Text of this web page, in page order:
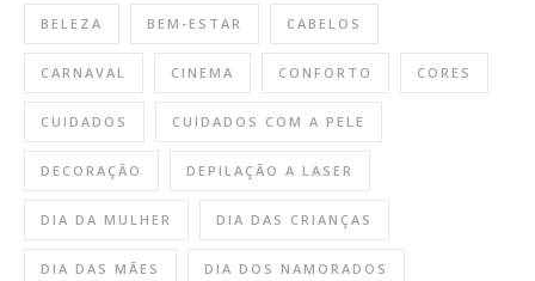
BELEZA BEM-ESTAR CABELOS
CARNAVAL CINEMA CONFORTO CORES
CUIDADOS CUIDADOS COM A PELE
DECORAÇÃO DEPILAÇÃO A LASER
DIA DA MULHER DIA DAS CRIANÇAS
DIA DAS MÃES DIA DOS NAMORADOS